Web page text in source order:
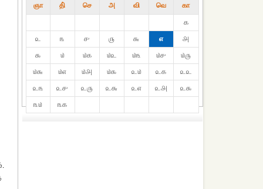
ஞா தி் செ அ வி வெ கா
௧
௨
௩ ௪ ௫ ௬ ௭
௮
௯
௰ ௰௧ ௰௨ ௰௩ ௰௪
௰௫
௰௬
௰௭ ௰௮ ௰௯ ௨௰ ௨௧
௨௨
௨௩
௨௪ ௨௫ ௨௬ ௨௭ ௨௮
௨௯
௩௰
௩௧